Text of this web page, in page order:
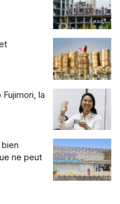
la
ne peut